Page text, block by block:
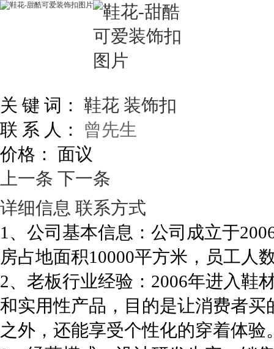
关 键 词： 鞋花 装饰扣
联 系 人：
曾先生
价格： 面议
上一条 下一条
详细信息 联系方式
1、公司基本信息：公司成立于
房占地面积10000平方米，员工人
2、老板行业经验：2006年进入鞋
和实用性产品，目的是让消费者
之外，还能享受个性化的穿着体验